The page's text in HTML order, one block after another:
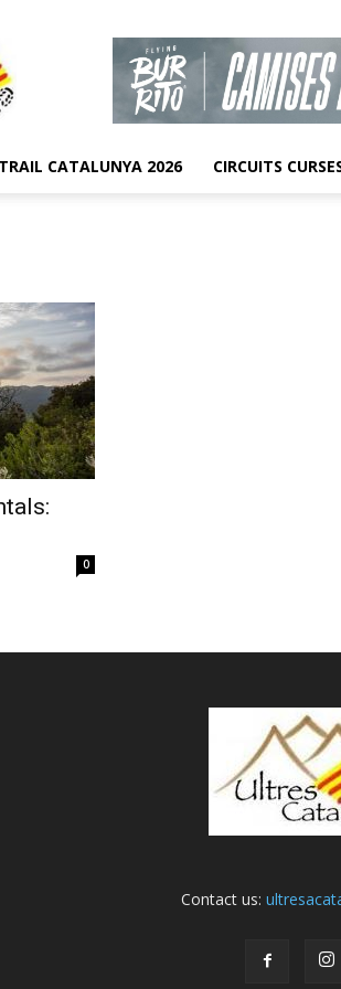
CATALUNYA 2026 CIRCUITS
0
Contact us: